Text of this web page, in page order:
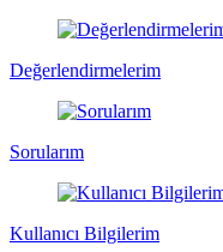
Değerlendirmelerim
Sorularım
Kullanıcı Bilgilerim